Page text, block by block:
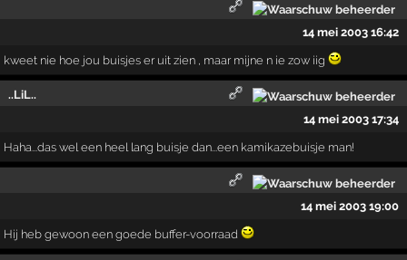
14 mei 2003 16:42
kweet nie hoe jou buisjes er uit zien , maar mijne n ie zow iig
..LiL..
14 mei 2003 17:34
Haha...das wel een heel lang buisje dan...een kamikazebuisje man!
14 mei 2003 19:00
Hij heb gewoon een goede buffer-voorraad